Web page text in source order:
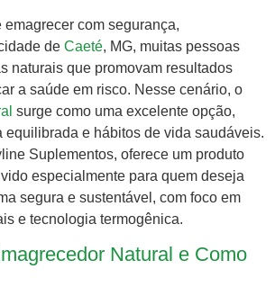
emagrecer com segurança,
de Caeté, MG, muitas pessoas
naturais que promovam resultados
a saúde em risco. Nesse cenário, o
surge como uma excelente opção,
equilibrada e hábitos de vida saudáveis.
Suplementos, oferece um produto
especialmente para quem deseja
segura e sustentável, com foco em
e tecnologia termogênica.
Natural e Como